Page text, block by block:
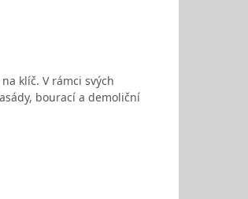
klíč. V rámci svých
bourací a demoliční